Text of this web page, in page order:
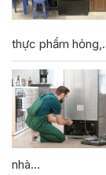
thực phẩm
nhà…